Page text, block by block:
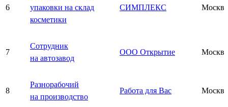
6
упаковки на склад
косметики
СИМПЛЕКС Москва
7
Сотрудник
на автозавод
ООО Открытие Москва
8
Разнорабочий
на производство
Работа для Вас Москва